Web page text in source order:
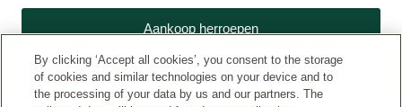
Aankoop herroepen
By clicking ‘Accept all cookies’, you consent to the storage
of cookies and similar technologies on your device and to
the processing of your data by us and our partners. The